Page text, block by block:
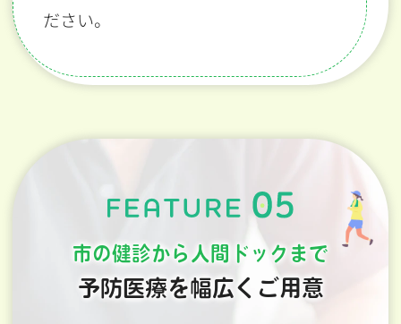
ださい。
市の健診から人間ドックまで
予防医療を幅広くご用意